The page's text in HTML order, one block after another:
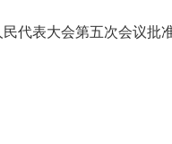
代表大会第五次会议批